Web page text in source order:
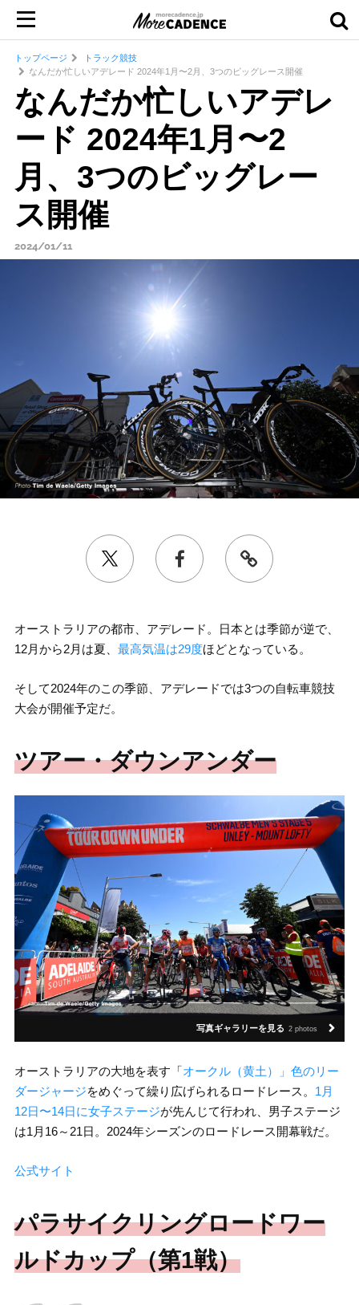
トップページ
トラック競技
なんだか忙しいアデレード 2024年1月〜2月、3つのビッグレース開催
なんだか忙しいアデレ
ード 2024年1月〜2
月、3つのビッグレー
ス開催
2024/01/11
オーストラリアの都市、アデレード。日本とは季節が逆で、
12月から2月は夏、 最高気温は29度ほどとなっている。
そして2024年のこの季節、アデレードでは3つの自転車競技
大会が開催予定だ。
ツアー・ダウンアンダー
写真ギャラリーを見る 2 photos
オーストラリアの大地を表す「オークル（黄土）」色のリー
ダージャージをめぐって繰り広げられるロードレース。 1月
12日〜14日に女子ステージが先んじて行われ、男子ステージ
は1月16～21日。2024年シーズンのロードレース開幕戦だ。
公式サイト
パラサイクリングロードワー
ルドカップ（第1戦）